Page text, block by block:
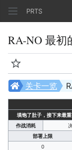
PRTS
RA-NO 最初
监视
关卡一览
填饱了肚子，接下来最
作战消耗
部署上限
0